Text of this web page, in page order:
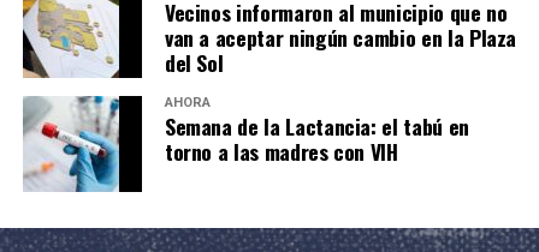
Vecinos informaron al municipio que no
van a aceptar ningún cambio en la Plaza
del Sol
AHORA
Semana de la Lactancia: el tabú en
torno a las madres con VIH